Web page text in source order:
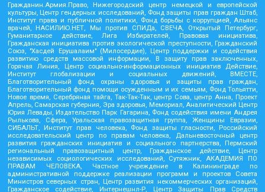
Гражданин.Армия.Право, Нижегородский центр немецкой и европейской
культуры, Центр гендерных исследований, Фонд защиты прав граждан Штаб,
Институт права и публичной политики, Фонд борьбы с коррупцией, Альянс
врачей, НАСИЛИЮ.НЕТ, Мы против СПИДа, СВЕЧА, Открытый Петербург,
Гуманитарное действие, Лига Избирателей, Правовая инициатива,
Гражданская инициатива против экологической преступности, Гражданский
Союз, "Хасдей Ерушалаим" (Милосердие), Центр поддержки и содействия
развитию средств массовой информации, В защиту прав заключенных,
Горячая Линия, Центр социально-информационных инициатив Действие,
Институт глобализации и социальных движений, ВМЕСТЕ,
Благотворительный фонд охраны здоровья и защиты прав граждан,
Благотворительный фонд помощи осужденным и их семьям, Фонд Тольятти,
Новое время, Серебряная тайга, Так-Так-Так, центр Сова, центр Анна, Проект
Апрель, Самарская губерния, Эра здоровья, Мемориал, Аналитический Центр
Юрия Левады, Издательство Парк Гагарина, Фонд содействия имени Андрея
Рылькова, Сфера, Уральская правозащитная группа, Женщины Евразии,
СИБАЛЬТ, Институт прав человека, Фонд защиты гласности, Российский
исследовательский центр по правам человека, Дальневосточный центр
развития гражданских инициатив и социального партнерства, Пермский
региональный правозащитный центр, Гражданское действие, Центр
независимых социологических исследований, Сутяжник, АКАДЕМИЯ ПО
ПРАВАМ ЧЕЛОВЕКА, Частное учреждение в Калининграде по
административной поддержке реализации программ и проектов Совета
Министров северных стран, Центр развития некоммерческих организаций,
Гражданское содействие, Интернешнл-Р, Центр Защиты Прав Средств